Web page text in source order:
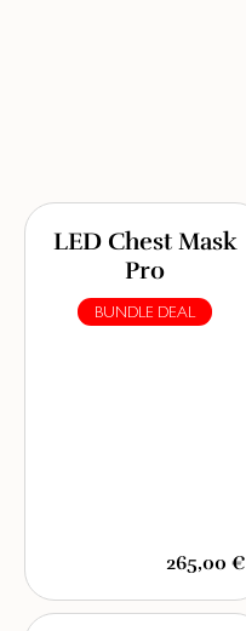
LED Chest Mask
Pro
BUNDLE DEAL
265,00 €